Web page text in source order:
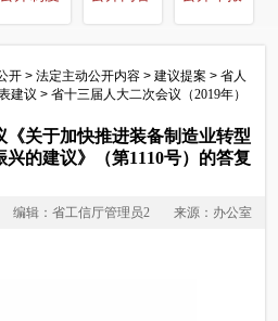
开> 法定主动公开内容> 建议提案 > 省人
建议 > 省十三届人大二次会议（2019年）
《关于加快推进装备制造业转型
的建议》（第1110号）的答复
编辑：省工信厅管理员2 来源：办公室